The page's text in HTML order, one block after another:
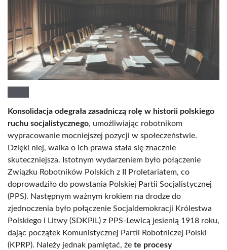
Konsolidacja odegrała zasadniczą rolę w historii polskiego
ruchu socjalistycznego, umożliwiając robotnikom
wypracowanie mocniejszej pozycji w społeczeństwie.
Dzięki niej, walka o ich prawa stała się znacznie
skuteczniejsza. Istotnym wydarzeniem było połączenie
Związku Robotników Polskich z II Proletariatem, co
doprowadziło do powstania Polskiej Partii Socjalistycznej
(PPS). Następnym ważnym krokiem na drodze do
zjednoczenia było połączenie Socjaldemokracji Królestwa
Polskiego i Litwy (SDKPiL) z PPS-Lewicą jesienią 1918 roku,
dając początek Komunistycznej Partii Robotniczej Polski
(KPRP). Należy jednak pamiętać, że te procesy